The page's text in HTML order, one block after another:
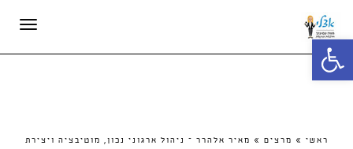
פתח סרגל נגישות
ראשי » מרצים » מאיר אלהרר – ניהול ארגוני נכון, מוטיבציה ויצירת